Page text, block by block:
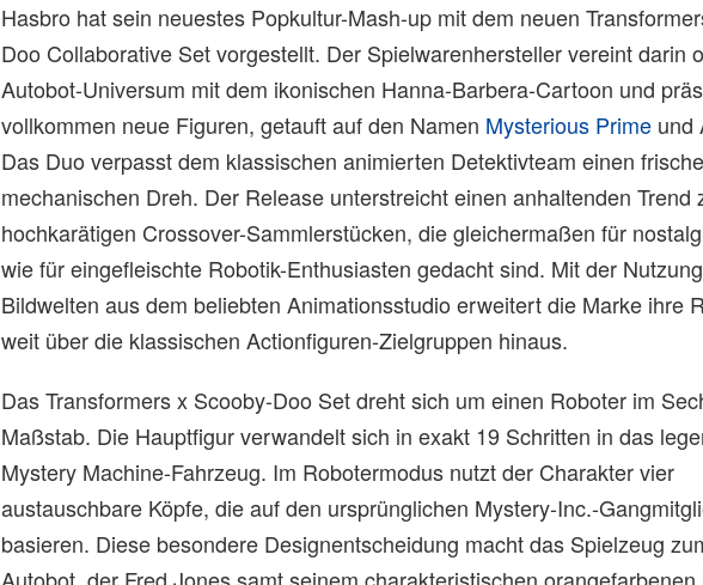
Hasbro hat sein neuestes Popkultur-Mash-up mit dem neuen
Doo Collaborative Set vorgestellt. Der Spielwarenhersteller vereint darin
Autobot-Universum mit dem ikonischen Hanna-Barbera-Cartoon und
vollkommen neue Figuren, getauft auf den Namen Mysterious Prime und
Das Duo verpasst dem klassischen animierten Detektivteam einen
mechanischen Dreh. Der Release unterstreicht einen anhaltenden Trend
hochkarätigen Crossover-Sammlerstücken, die gleichermaßen für
wie für eingefleischte Robotik-Enthusiasten gedacht sind. Mit der
Bildwelten aus dem beliebten Animationsstudio erweitert die Marke ihre
weit über die klassischen Actionfiguren-Zielgruppen hinaus.
Das Transformers x Scooby-Doo Set dreht sich um einen Roboter im
Maßstab. Die Hauptfigur verwandelt sich in exakt 19 Schritten in das
Mystery Machine-Fahrzeug. Im Robotermodus nutzt der Charakter vier
austauschbare Köpfe, die auf den ursprünglichen Mystery-Inc.-
basieren. Diese besondere Designentscheidung macht das Spielzeug